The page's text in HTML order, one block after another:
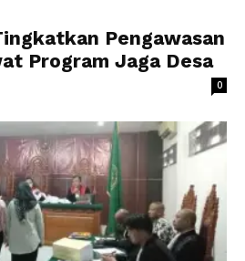
Pengawasan
Program Jaga Desa
0